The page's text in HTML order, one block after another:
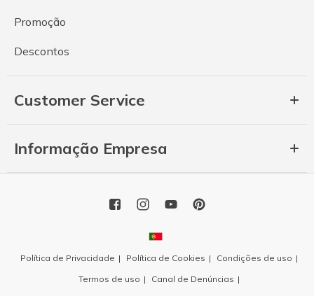
Promoção
Descontos
Customer Service
Informação Empresa
Política de Privacidade Política de Cookies
Condições de uso
Termos de uso
Canal de Denúncias